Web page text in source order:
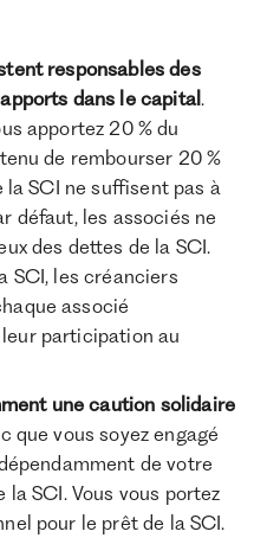
responsables des
dans le capital.
apportez 20 % du
de rembourser 20 %
SCI ne suffisent pas à
défaut, les associés ne
des dettes de la SCI.
SCI, les créanciers
associé
participation au
une caution solidaire
que vous soyez engagé
de votre
SCI. Vous vous portez
pour le prêt de la SCI.